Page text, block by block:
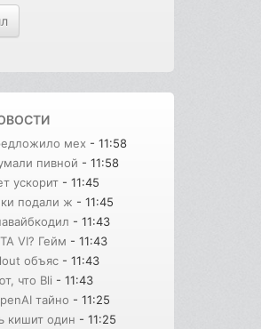
мех - 11:58
пивной - 11:58
ускорит - 11:45
подали ж - 11:45
- 11:43
VI? Гейм - 11:43
объяс - 11:43
что Bli - 11:43
тайно - 11:25
кишит один - 11:25